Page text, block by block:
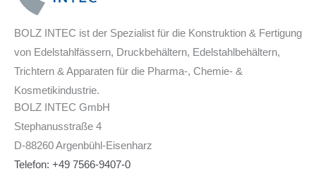
BOLZ INTEC ist der Spezialist für die Konstruktion & Fertigung
von Edelstahlfässern, Druckbehältern, Edelstahlbehältern,
Trichtern & Apparaten für die Pharma-, Chemie- &
Kosmetikindustrie.
BOLZ INTEC GmbH
Stephanusstraße 4
D-88260 Argenbühl-Eisenharz
Telefon: +49 7566-9407-0